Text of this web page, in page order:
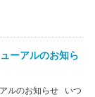
ーアルのお知ら
ルのお知らせ いつ